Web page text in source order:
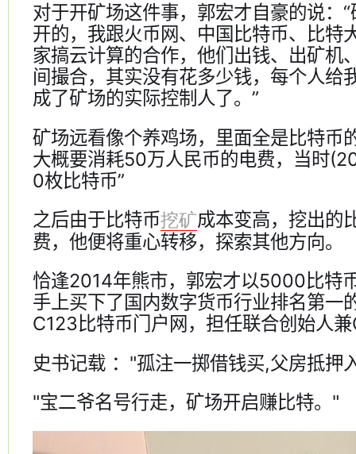
对于开矿场这件事，郭宏才自豪的说：
开的，我跟火币网、中国比特币、比特
家搞云计算的合作，他们出钱、出矿机
间撮合，其实没有花多少钱，每个人给
成了矿场的实际控制人了。”
矿场远看像个养鸡场，里面全是比特币
大概要消耗50万人民币的电费，当时
0枚比特币”
之后由于比特币挖矿成本变高，挖出的
费，他便将重心转移，探索其他方向。
恰逢2014年熊市，郭宏才以5000比特
手上买下了国内数字货币行业排名第
C123比特币门户网，担任联合创始人
史书记载 ："孤注一掷借钱买,父房抵押
"宝二爷名号行走，矿场开启赚比特。"